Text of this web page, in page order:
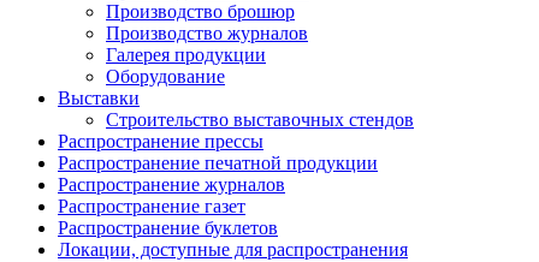
Производство брошюр
Производство журналов
Галерея продукции
Оборудование
Выставки
Строительство выставочных стендов
Распространение прессы
Распространение печатной продукции
Распространение журналов
Распространение газет
Распространение буклетов
Локации, доступные для распространения